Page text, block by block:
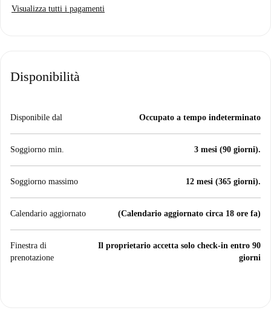
Visualizza tutti i pagamenti
Disponibilità
Disponibile dal Occupato a tempo indeterminato
Soggiorno min. 3 mesi (90 giorni).
Soggiorno massimo 12 mesi (365 giorni).
Calendario aggiornato (Calendario aggiornato circa 18 ore fa)
Finestra di
prenotazione
Il proprietario accetta solo check-in entro 90
giorni